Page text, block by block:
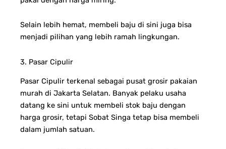
Selain lebih hemat, membeli baju di sini juga bisa
menjadi pilihan yang lebih ramah lingkungan.
3. Pasar Cipulir
Pasar Cipulir terkenal sebagai pusat grosir pakaian
murah di Jakarta Selatan. Banyak pelaku usaha
datang ke sini untuk membeli stok baju dengan
harga grosir, tetapi Sobat Singa tetap bisa membeli
dalam jumlah satuan.